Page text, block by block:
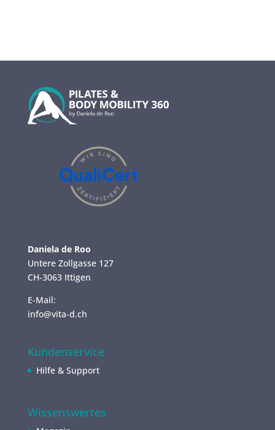
Daniela de Roo
Untere Zollgasse 127
CH-3063 Ittigen
E-Mail:
info@vita-d.ch
Kundenservice
Hilfe & Support
Wissenswertes